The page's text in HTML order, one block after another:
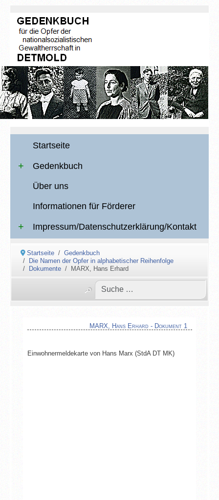
Startseite
Gedenkbuch
Über uns
Informationen für Förderer
Impressum/Datenschutzerklärung/Kontakt
Startseite
Gedenkbuch
Die Namen der Opfer in alphabetischer Reihenfolge
Dokumente
MARX, Hans Erhard
MARX, Hans Erhard - Dokument 1
Einwohnermeldekarte von Hans Marx (StdA DT MK)